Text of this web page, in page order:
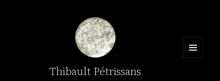
Thibault Pétrissans